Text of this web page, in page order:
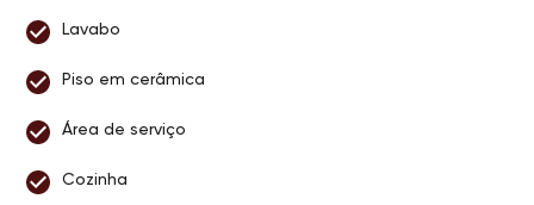
Lavabo
Piso em cerâmica
Área de serviço
Cozinha